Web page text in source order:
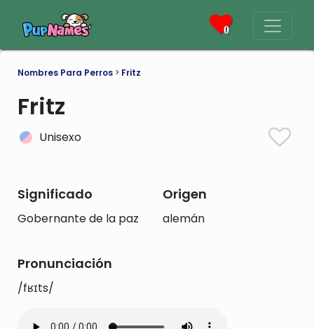
0
Nombres Para Perros > Fritz
Fritz
Unisexo
Significado
Gobernante de la paz
Origen
alemán
Pronunciación
/fʁɪts/